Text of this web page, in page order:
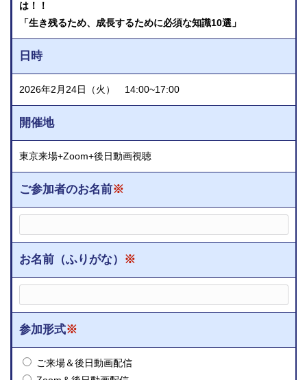
は！！
「生き残るため、成長するために必須な知識10選」
日時
2026年2月24日（火） 14:00~17:00
開催地
東京来場+Zoom+後日動画視聴
ご参加者のお名前※
お名前（ふりがな） ※
参加形式※
ご来場＆後日動画配信